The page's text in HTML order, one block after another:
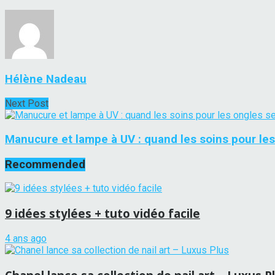
Hélène Nadeau
Next Post
Manucure et lampe à UV : quand les soins pour
Recommended
9 idées stylées + tuto vidéo facile
4 ans ago